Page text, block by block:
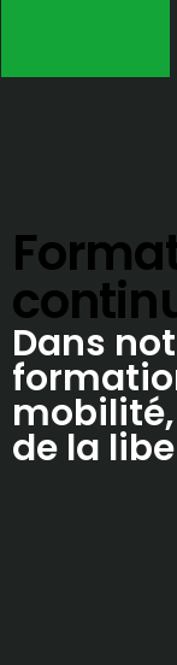
Dans
de la